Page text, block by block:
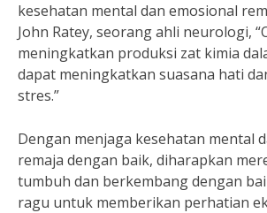
kesehatan mental dan emosional
John Ratey, seorang ahli neurologi,
meningkatkan produksi zat kimia
dapat meningkatkan suasana hati
stres.”
Dengan menjaga kesehatan mental
remaja dengan baik, diharapkan
tumbuh dan berkembang dengan
ragu untuk memberikan perhatian